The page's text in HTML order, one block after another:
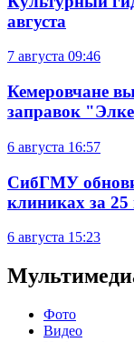
августа
7 августа 09:46
Кемеровчане
заправок
6 августа 16:57
СибГМУ
клиниках за
6 августа 15:23
Фото
Видео